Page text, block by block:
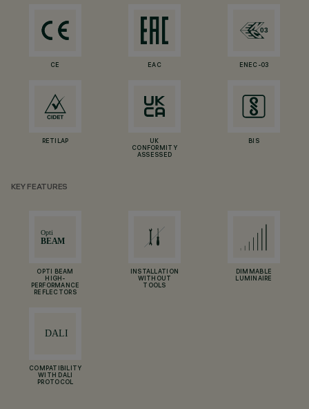
CE EAC ENEC-03
RETILAP
UK
CONFORMITY
ASSESSED
BIS
KEY FEATURES
OPTI BEAM
HIGH-
PERFORMANCE
REFLECTORS
INSTALLATION
WITHOUT
TOOLS
DIMMABLE
LUMINAIRE
COMPATIBILITY
WITH DALI
PROTOCOL